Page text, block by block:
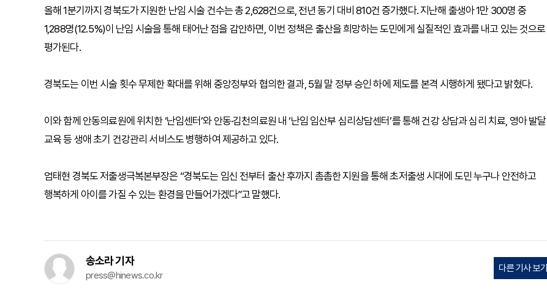
올해 1분기까지 경북도가 지원한 난임 시술 건수는 총 2,628건으로, 전년 동기 대비 810건 증가했다. 지난해 출생아 1만 300명 중
1,288명(12.5%)이 난임 시술을 통해 태어난 점을 감안하면, 이번 정책은 출산을 희망하는 도민에게 실질적인 효과를 내고 있는 것으로
평가된다.
경북도는 이번 시술 횟수 무제한 확대를 위해 중앙정부와 협의한 결과, 5월 말 정부 승인 하에 제도를 본격 시행하게 됐다고 밝혔다.
이와 함께 안동의료원에 위치한 ‘난임센터’와 안동·김천의료원 내 ‘난임 임산부 심리상담센터’를 통해 건강 상담과 심리 치료, 영아 발달
교육 등 생애 초기 건강관리 서비스도 병행하여 제공하고 있다.
엄태현 경북도 저출생극복본부장은 “경북도는 임신 전부터 출산 후까지 촘촘한 지원을 통해 초저출생 시대에 도민 누구나 안전하고
행복하게 아이를 가질 수 있는 환경을 만들어가겠다”고 말했다.
송소라 기자
press@hinews.co.kr
다른 기사 보기